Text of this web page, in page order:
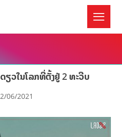
ດຽວໃນໂລກທີ່ຕັ້ງຢູ່ 2 ທະວີບ
06/2021